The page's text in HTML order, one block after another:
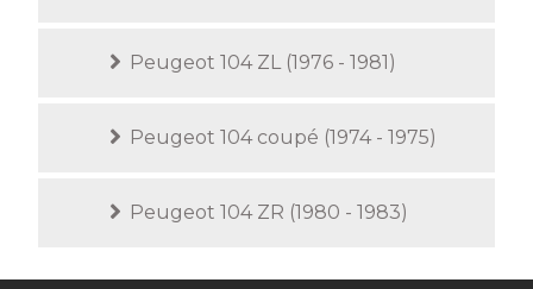
Peugeot 104 ZL (1976 - 1981)
Peugeot 104 coupé (1974 - 1975)
Peugeot 104 ZR (1980 - 1983)